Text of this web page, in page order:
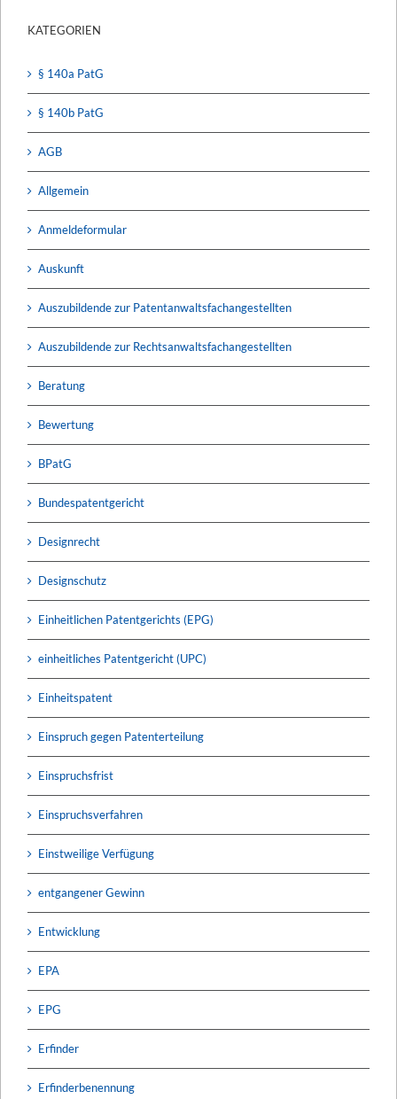
KATEGORIEN
§ 140a PatG
§ 140b PatG
AGB
Allgemein
Anmeldeformular
Auskunft
Auszubildende zur Patentanwaltsfachangestellten
Auszubildende zur Rechtsanwaltsfachangestellten
Beratung
Bewertung
BPatG
Bundespatentgericht
Designrecht
Designschutz
Einheitlichen Patentgerichts (EPG)
einheitliches Patentgericht (UPC)
Einheitspatent
Einspruch gegen Patenterteilung
Einspruchsfrist
Einspruchsverfahren
Einstweilige Verfügung
entgangener Gewinn
Entwicklung
EPA
EPG
Erfinder
Erfinderbenennung